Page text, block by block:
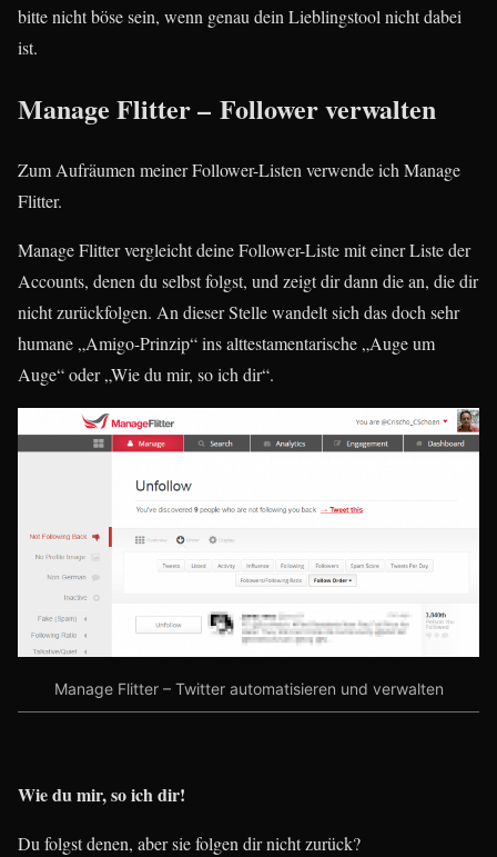
bitte nicht böse sein, wenn genau dein Lieblingstool nicht dabei
ist.
Manage Flitter – Follower verwalten
Zum Aufräumen meiner Follower-Listen verwende ich Manage
Flitter.
Manage Flitter vergleicht deine Follower-Liste mit einer Liste der
Accounts, denen du selbst folgst, und zeigt dir dann die an, die dir
nicht zurückfolgen. An dieser Stelle wandelt sich das doch sehr
humane „Amigo-Prinzip“ ins alttestamentarische „Auge um
Auge“ oder „Wie du mir, so ich dir“.
Manage Flitter – Twitter automatisieren und verwalten
Wie du mir, so ich dir!
Du folgst denen, aber sie folgen dir nicht zurück?